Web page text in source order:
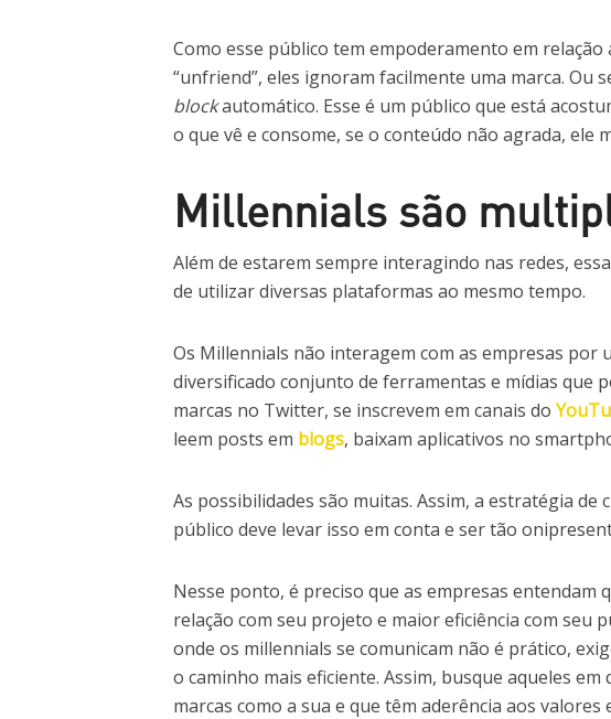
Como esse público tem empoderamento em relação
“unfriend”, eles ignoram facilmente uma marca. Ou
blockautomático. Esse é um público que está
o que vê e consome, se o conteúdo não agrada, ele
Millennials são
Além de estarem sempre interagindo nas redes,
de utilizar diversas plataformas ao mesmo tempo.
Os Millennials não interagem com as empresas por
diversificado conjunto de ferramentas e mídias que
marcas no Twitter, se inscrevem em canais do
leem posts em blogs, baixam aplicativos no
As possibilidades são muitas. Assim, a estratégia de
público deve levar isso em conta e ser tão
Nesse ponto, é preciso que as empresas entendam
relação com seu projeto e maior eficiência com seu
onde os millennials se comunicam não é prático,
o caminho mais eficiente. Assim, busque aqueles em
marcas como a sua e que têm aderência aos